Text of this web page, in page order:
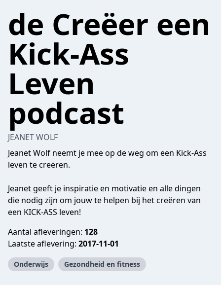
de Creëer een
Kick-Ass
Leven
podcast
JEANET WOLF
Jeanet Wolf neemt je mee op de weg om een Kick-Ass
leven te creëren.
Jeanet geeft je inspiratie en motivatie en alle dingen
die nodig zijn om jouw te helpen bij het creëren van
een KICK-ASS leven!
Aantal afleveringen: 128
Laatste aflevering: 2017-11-01
Onderwijs Gezondheid en fitness